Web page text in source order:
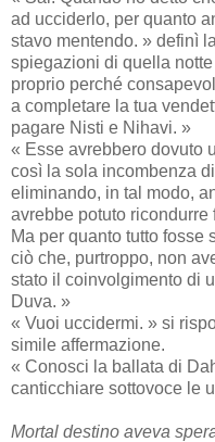
ad ucciderlo, per quanto
stavo mentendo. » definì
spiegazioni di quella
proprio perché
a completare la tua
pagare Nisti e Nihavi. »
« Esse avrebbero dovuto
così la sola incombenza
eliminando, in tal modo,
avrebbe potuto
Ma per quanto tutto fosse
ciò che, purtroppo, non
stato il coinvolgimento di
Duva. »
« Vuoi uccidermi. » si
simile affermazione.
« Conosci la ballata di
canticchiare sottovoce le
Mortal destino aveva